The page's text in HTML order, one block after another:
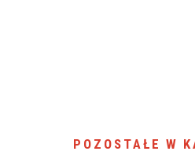
POZOSTAŁE W